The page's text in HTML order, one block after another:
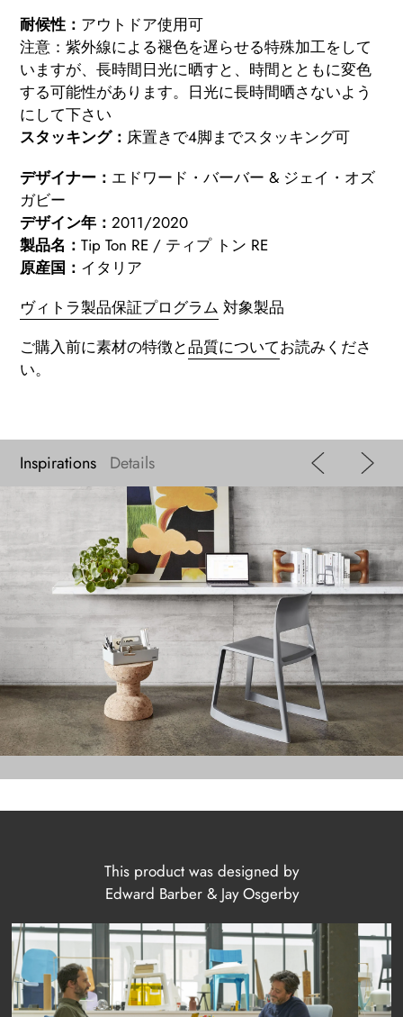
耐候性： アウトドア使用可
注意：紫外線による褪色を遅らせる特殊加工をして
いますが、長時間日光に晒すと、時間とともに変色
する可能性があります。日光に長時間晒さないよう
にして下さい
スタッキング： 床置きで4脚までスタッキング可
デザイナー： エドワード・バーバー & ジェイ・オズ
ガビー
デザイン年： 2011/2020
製品名： Tip Ton RE / ティプ トン RE
原産国： イタリア
ヴィトラ製品保証プログラム 対象製品
ご購入前に素材の特徴と品質についてお読みくださ
い。
Inspirations Details
This product was designed by
Edward Barber & Jay Osgerby